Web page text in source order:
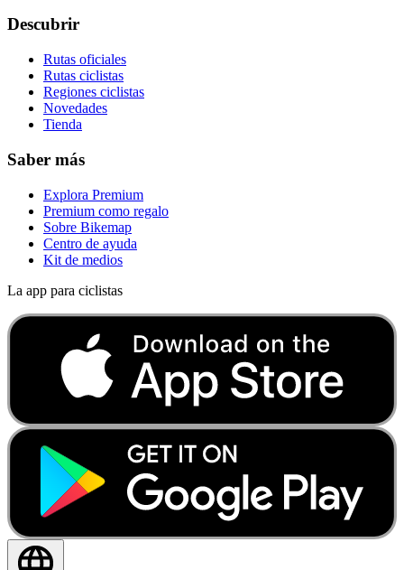
Descubrir
Rutas oficiales
Rutas ciclistas
Regiones ciclistas
Novedades
Tienda
Saber más
Explora Premium
Premium como regalo
Sobre Bikemap
Centro de ayuda
Kit de medios
La app para ciclistas